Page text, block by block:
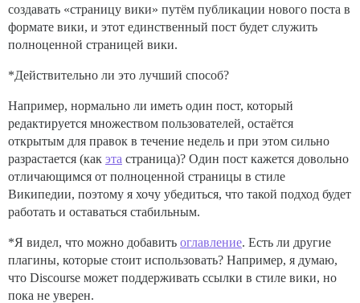
создавать «страницу вики» путём публикации нового поста в
формате вики, и этот единственный пост будет служить
полноценной страницей вики.
*Действительно ли это лучший способ?
Например, нормально ли иметь один пост, который
редактируется множеством пользователей, остаётся
открытым для правок в течение недель и при этом сильно
разрастается (как эта страница)? Один пост кажется довольно
отличающимся от полноценной страницы в стиле
Википедии, поэтому я хочу убедиться, что такой подход будет
работать и оставаться стабильным.
*Я видел, что можно добавить оглавление. Есть ли другие
плагины, которые стоит использовать? Например, я думаю,
что Discourse может поддерживать ссылки в стиле вики, но
пока не уверен.